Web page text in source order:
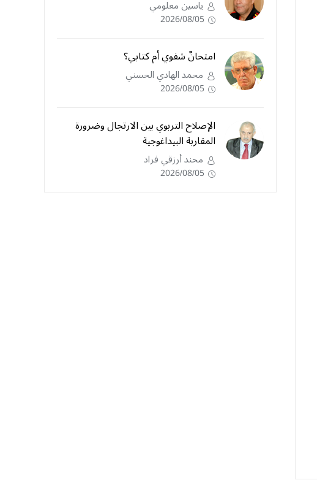
ياسين معلومي
2026/08/05
امتحانٌ شفوي أم كتابي؟
محمد الهادي الحسني
2026/08/05
الإصلاح التربوي بين الارتجال وضرورة
المقاربة البيداغوجية
محند أرزقي فراد
2026/08/05